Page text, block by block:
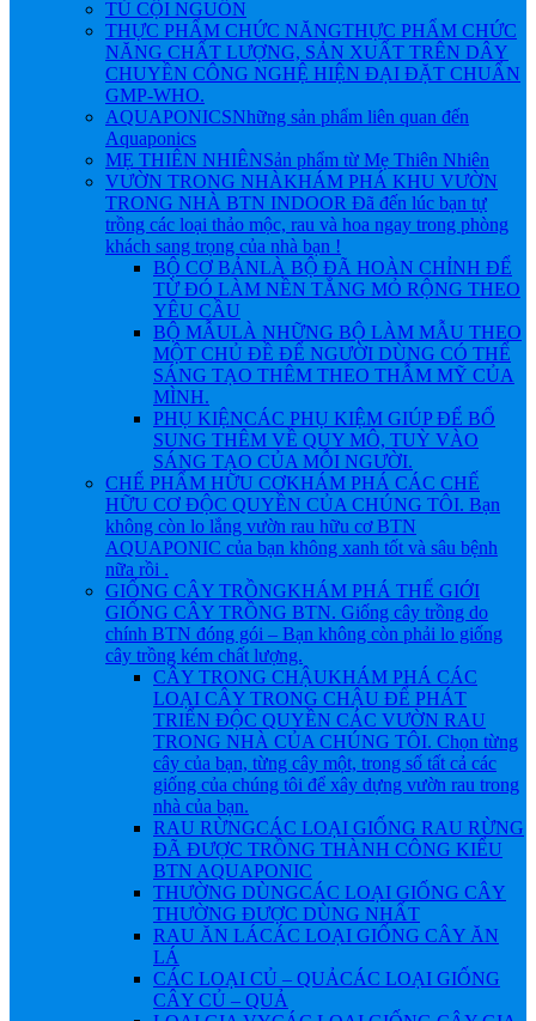
TỦ CỘI NGUỒN
THỰC PHẨM CHỨC NĂNGTHỰC PHẨM CHỨC
NĂNG CHẤT LƯỢNG, SẢN XUẤT TRÊN DÂY
CHUYỀN CÔNG NGHỆ HIỆN ĐẠI ĐẶT CHUẨN
GMP-WHO.
AQUAPONICSNhững sản phẩm liên quan đến
Aquaponics
MẸ THIÊN NHIÊNSản phẩm từ Mẹ Thiên Nhiên
VƯỜN TRONG NHÀKHÁM PHÁ KHU VƯỜN
TRONG NHÀ BTN INDOOR Đã đến lúc bạn tự
trồng các loại thảo mộc, rau và hoa ngay trong phòng
khách sang trọng của nhà bạn !
BỘ CƠ BẢNLÀ BỘ ĐÃ HOÀN CHỈNH ĐỂ
TỪ ĐÓ LÀM NỀN TẲNG MỎ RỘNG THEO
YÊU CẦU
BỘ MẪULÀ NHỮNG BỘ LÀM MẪU THEO
MỘT CHỦ ĐỀ ĐỂ NGƯỜI DÙNG CÓ THỂ
SÁNG TẠO THÊM THEO THẪM MỸ CỦA
MÌNH.
PHỤ KIỆNCÁC PHỤ KIỆM GIÚP ĐỂ BỔ
SUNG THÊM VỀ QUY MÔ, TUỲ VÀO
SÁNG TẠO CỦA MỖI NGƯỜI.
CHẾ PHẨM HỮU CƠKHÁM PHÁ CÁC CHẾ
HỮU CƠ ĐỘC QUYỀN CỦA CHÚNG TÔI. Bạn
không còn lo lắng vườn rau hữu cơ BTN
AQUAPONIC của bạn không xanh tốt và sâu bệnh
nữa rồi .
GIỐNG CÂY TRỒNGKHÁM PHÁ THẾ GIỚI
GIỐNG CÂY TRỒNG BTN. Giống cây trồng do
chính BTN đóng gói – Bạn không còn phải lo giống
cây trồng kém chất lượng.
CÂY TRONG CHẬUKHÁM PHÁ CÁC
LOẠI CÂY TRONG CHẬU ĐỂ PHÁT
TRIỂN ĐỘC QUYỀN CÁC VƯỜN RAU
TRONG NHÀ CỦA CHÚNG TÔI. Chọn từng
cây của bạn, từng cây một, trong số tất cả các
giống của chúng tôi để xây dựng vườn rau trong
nhà của bạn.
RAU RỪNGCÁC LOẠI GIỐNG RAU RỪNG
ĐÃ ĐƯỢC TRỒNG THÀNH CÔNG KIỂU
BTN AQUAPONIC
THƯỜNG DÙNGCÁC LOẠI GIỐNG CÂY
THƯỜNG ĐƯỢC DÙNG NHẤT
RAU ĂN LÁCÁC LOẠI GIỐNG CÂY ĂN
LÁ
CÁC LOẠI CỦ – QUẢCÁC LOẠI GIỐNG
CÂY CỦ – QUẢ